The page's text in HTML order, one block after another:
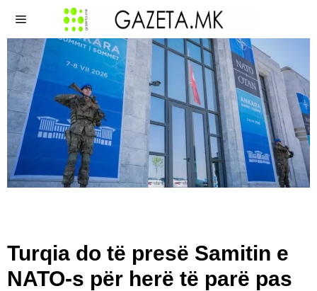
Turqia do të presë Samitin e
NATO-s për herë të parë pas